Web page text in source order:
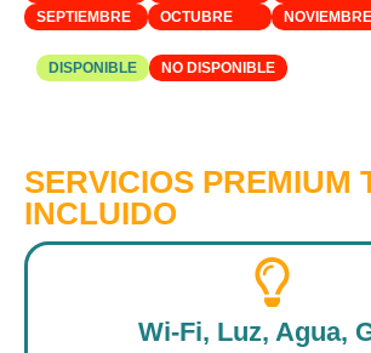
SEPTIEMBRE
OCTUBRE NOVIEMBRE
DISPONIBLE NO DISPONIBLE
SERVICIOS PREMIUM
INCLUIDO
Wi-Fi, Luz, Agua,